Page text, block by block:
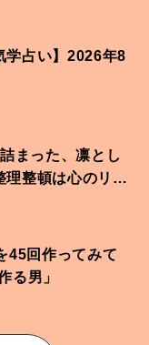
学占い】2026年8
まった、凛とし
理整頓は心のリズ
回作ってみて
る男」